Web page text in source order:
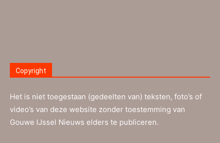
Copyright
Het is niet toegestaan (gedeelten van) teksten, foto’s of
video’s van deze website zonder toestemming van
Gouwe IJssel Nieuws elders te publiceren.